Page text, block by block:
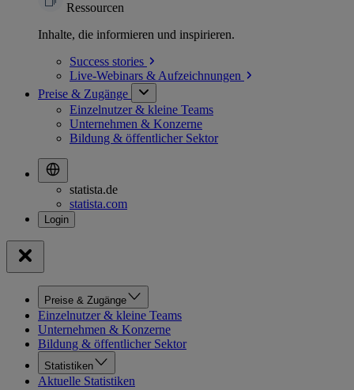
Ressourcen
Inhalte, die informieren und inspirieren.
Success stories
Live-Webinars & Aufzeichnungen
Preise & Zugänge
Einzelnutzer & kleine Teams
Unternehmen & Konzerne
Bildung & öffentlicher Sektor
statista.de
statista.com
Preise & Zugänge
Einzelnutzer & kleine Teams
Unternehmen & Konzerne
Bildung & öffentlicher Sektor
Statistiken
Aktuelle Statistiken